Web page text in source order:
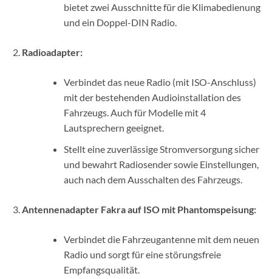
bietet zwei Ausschnitte für die Klimabedienung
und ein Doppel-DIN Radio.
Radioadapter:
Verbindet das neue Radio (mit ISO-Anschluss)
mit der bestehenden Audioinstallation des
Fahrzeugs. Auch für Modelle mit 4
Lautsprechern geeignet.
Stellt eine zuverlässige Stromversorgung sicher
und bewahrt Radiosender sowie Einstellungen,
auch nach dem Ausschalten des Fahrzeugs.
Antennenadapter Fakra auf ISO mit Phantomspeisung:
Verbindet die Fahrzeugantenne mit dem neuen
Radio und sorgt für eine störungsfreie
Empfangsqualität.